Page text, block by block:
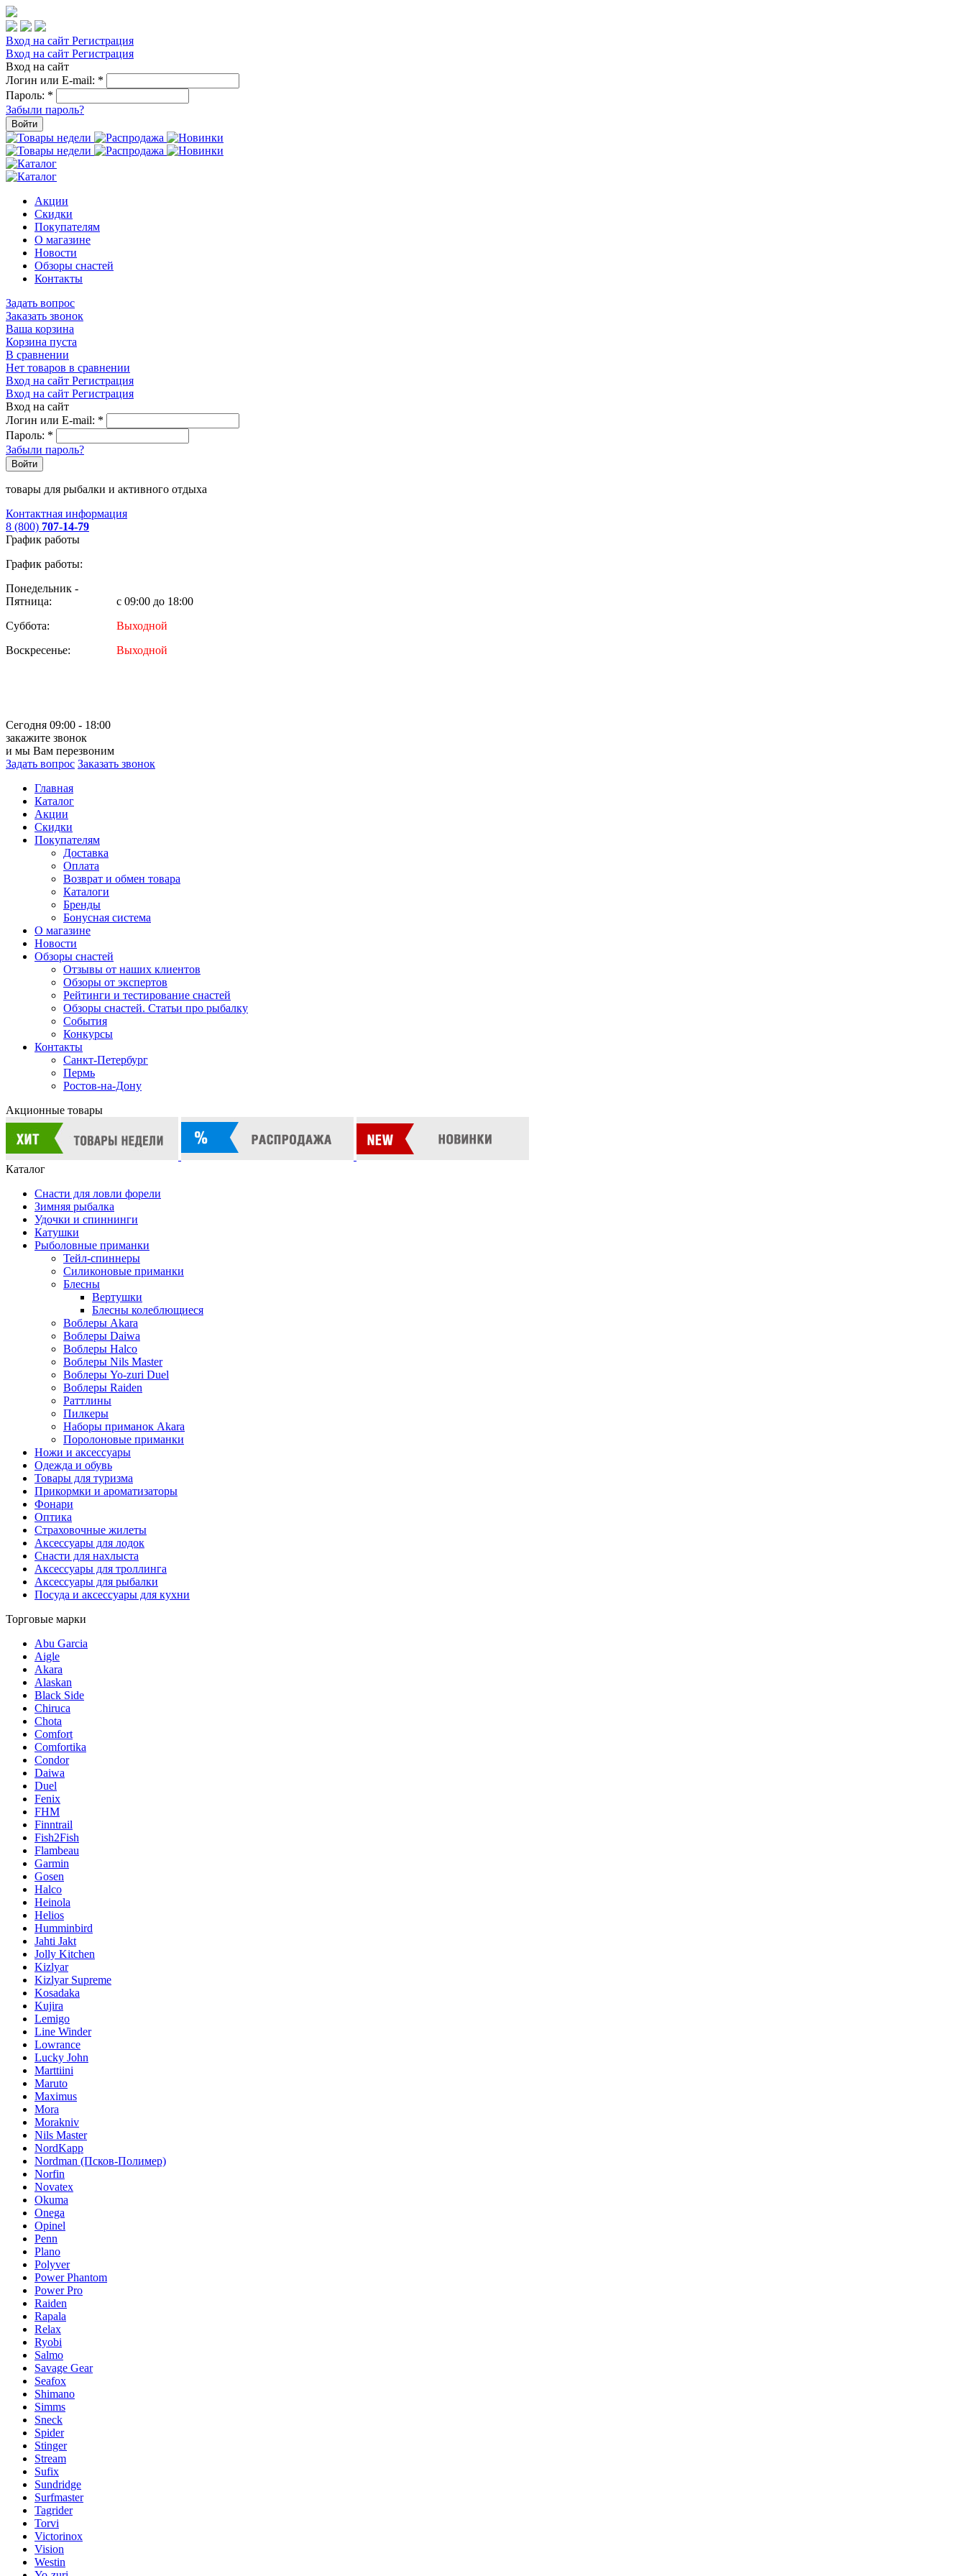
Вход на сайт Регистрация
Вход на сайт Регистрация
Вход на сайт
Логин или E-mail: *
Пароль: *
Забыли пароль?
Войти
Акции
Скидки
Покупателям
О магазине
Новости
Обзоры снастей
Контакты
Задать вопрос
Заказать звонок
Ваша корзина
Корзина пуста
В сравнении
Нет товаров в сравнении
Вход на сайт Регистрация
Вход на сайт Регистрация
Вход на сайт
Логин или E-mail: *
Пароль: *
Забыли пароль?
Войти
товары для рыбалки и активного отдыха
Контактная информация
8 (800) 707-14-79
График работы
График работы:
Понедельник -
Пятница:
с 09:00 до 18:00
Суббота:
Выходной
Воскресенье:
Выходной
Сегодня 09:00 - 18:00
закажите звонок
и мы Вам перезвоним
Задать вопрос Заказать звонок
Главная
Каталог
Акции
Скидки
Покупателям
Доставка
Оплата
Возврат и обмен товара
Каталоги
Бренды
Бонусная система
О магазине
Новости
Обзоры снастей
Отзывы от наших клиентов
Обзоры от экспертов
Рейтинги и тестирование снастей
Обзоры снастей. Статьи про рыбалку
События
Конкурсы
Контакты
Санкт-Петербург
Пермь
Ростов-на-Дону
Акционные товары
Каталог
Снасти для ловли форели
Зимняя рыбалка
Удочки и спиннинги
Катушки
Рыболовные приманки
Тейл-спиннеры
Силиконовые приманки
Блесны
Вертушки
Блесны колеблющиеся
Воблеры Akara
Воблеры Daiwa
Воблеры Halco
Воблеры Nils Master
Воблеры Yo-zuri Duel
Воблеры Raiden
Раттлины
Пилкеры
Наборы приманок Akara
Поролоновые приманки
Ножи и аксессуары
Одежда и обувь
Товары для туризма
Прикормки и ароматизаторы
Фонари
Оптика
Страховочные жилеты
Аксессуары для лодок
Снасти для нахлыста
Аксессуары для троллинга
Аксессуары для рыбалки
Посуда и аксессуары для кухни
Торговые марки
Abu Garcia
Aigle
Akara
Alaskan
Black Side
Chiruca
Chota
Comfort
Comfortika
Condor
Daiwa
Duel
Fenix
FHM
Finntrail
Fish2Fish
Flambeau
Garmin
Gosen
Halco
Heinola
Helios
Humminbird
Jahti Jakt
Jolly Kitchen
Kizlyar
Kizlyar Supreme
Kosadaka
Kujira
Lemigo
Line Winder
Lowrance
Lucky John
Marttiini
Maruto
Maximus
Mora
Morakniv
Nils Master
NordKapp
Nordman (Псков-Полимер)
Norfin
Novatex
Okuma
Onega
Opinel
Penn
Plano
Polyver
Power Phantom
Power Pro
Raiden
Rapala
Relax
Ryobi
Salmo
Savage Gear
Seafox
Shimano
Simms
Sneck
Spider
Stinger
Stream
Sufix
Sundridge
Surfmaster
Tagrider
Torvi
Victorinox
Vision
Westin